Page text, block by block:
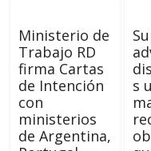
Ministerio de
Trabajo RD
firma Cartas
de Intención
con
ministerios
de Argentina,
s